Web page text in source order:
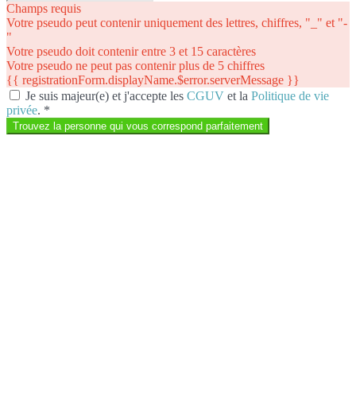
Champs requis
Votre pseudo peut contenir uniquement des lettres, chiffres, "_" et "-
"
Votre pseudo doit contenir entre 3 et 15 caractères
Votre pseudo ne peut pas contenir plus de 5 chiffres
{{ registrationForm.displayName.$error.serverMessage }}
Je suis majeur(e) et j'accepte les CGUV et la Politique de vie
privée. *
Trouvez la personne qui vous correspond parfaitement